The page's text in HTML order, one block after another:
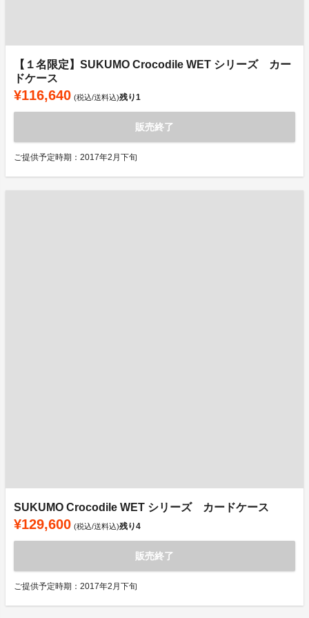
【１名限定】SUKUMO Crocodile WET シリーズ カー
ドケース
¥116,640 (税込/送料込)残り1
販売終了
ご提供予定時期：2017年2月下旬
SUKUMO Crocodile WET シリーズ カードケース
¥129,600 (税込/送料込)残り4
販売終了
ご提供予定時期：2017年2月下旬